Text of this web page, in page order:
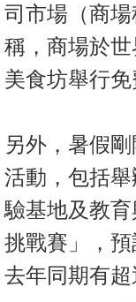
新
聞
數
佈
置
業
手
冊
司市場（商
稱，商場於
美食坊舉行免
另外，暑假
活動，包括
驗基地及教
挑戰賽」，
去年同期有超